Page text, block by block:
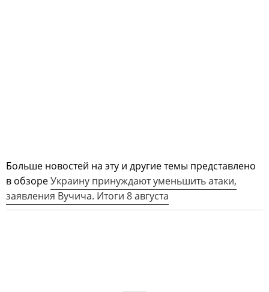
Больше новостей на эту и другие темы представлено
в обзореУкраину принуждают уменьшить атаки,
заявления Вучича. Итоги 8 августа